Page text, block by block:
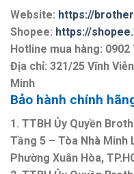
Website: https://
Shopee: https://
Hotline mua hàng: 0902
Địa chỉ: 321/25 Vĩnh
Minh
Bảo hành chính
1. TTBH Ủy Quyền
Tầng 5 – Tòa Nhà Minh
Phường Xuân Hòa,